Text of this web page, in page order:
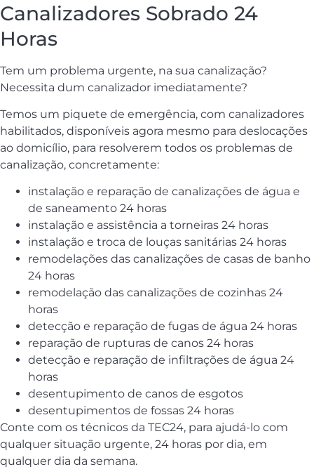
Canalizadores Sobrado 24
Horas
Tem um problema urgente, na sua canalização?
Necessita dum canalizador imediatamente?
Temos um piquete de emergência, com canalizadores
habilitados, disponíveis agora mesmo para deslocações
ao domicílio, para resolverem todos os problemas de
canalização, concretamente:
instalação e reparação de canalizações de água e
de saneamento 24 horas
instalação e assistência a torneiras 24 horas
instalação e troca de louças sanitárias 24 horas
remodelações das canalizações de casas de banho
24 horas
remodelação das canalizações de cozinhas 24
horas
detecção e reparação de fugas de água 24 horas
reparação de rupturas de canos 24 horas
detecção e reparação de infiltrações de água 24
horas
desentupimento de canos de esgotos
desentupimentos de fossas 24 horas
Conte com os técnicos da TEC24, para ajudá-lo com
qualquer situação urgente, 24 horas por dia, em
qualquer dia da semana.